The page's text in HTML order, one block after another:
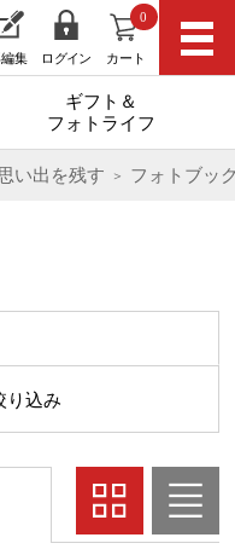
集 ログイン カート
0
ギフト＆
フォトライフ
い出を残す フォトブッ
り込み